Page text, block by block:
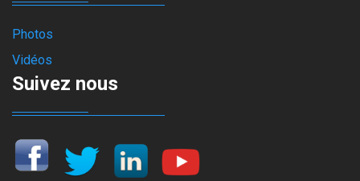
Photos
Vidéos
Suivez nous